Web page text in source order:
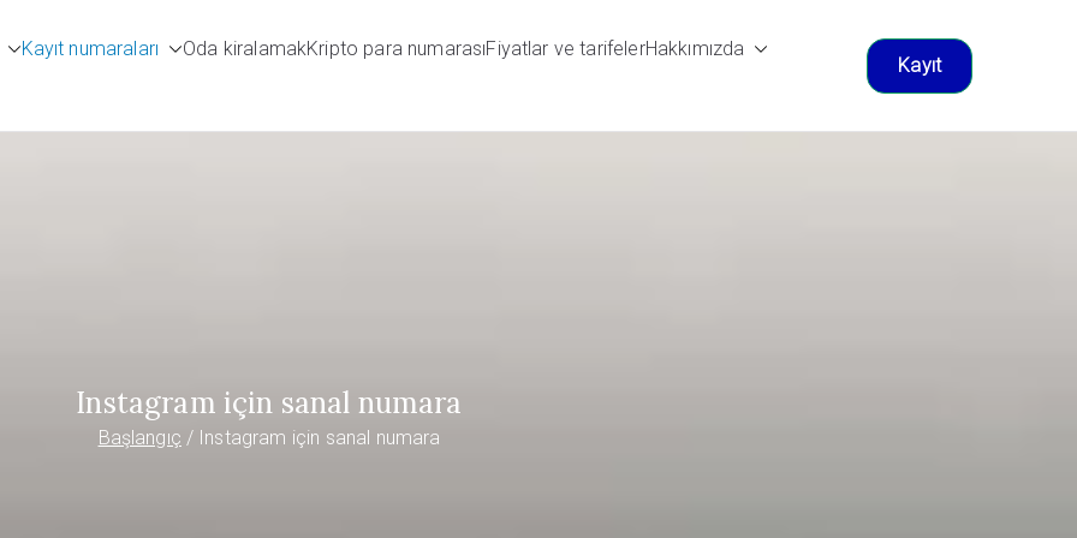
Kayıt numaraları Oda kiralamakKripto para numarasıFiyatlar ve tarifelerHakkımızda
Kayıt
Instagram için sanal numara
Başlangıç Instagram için sanal numara